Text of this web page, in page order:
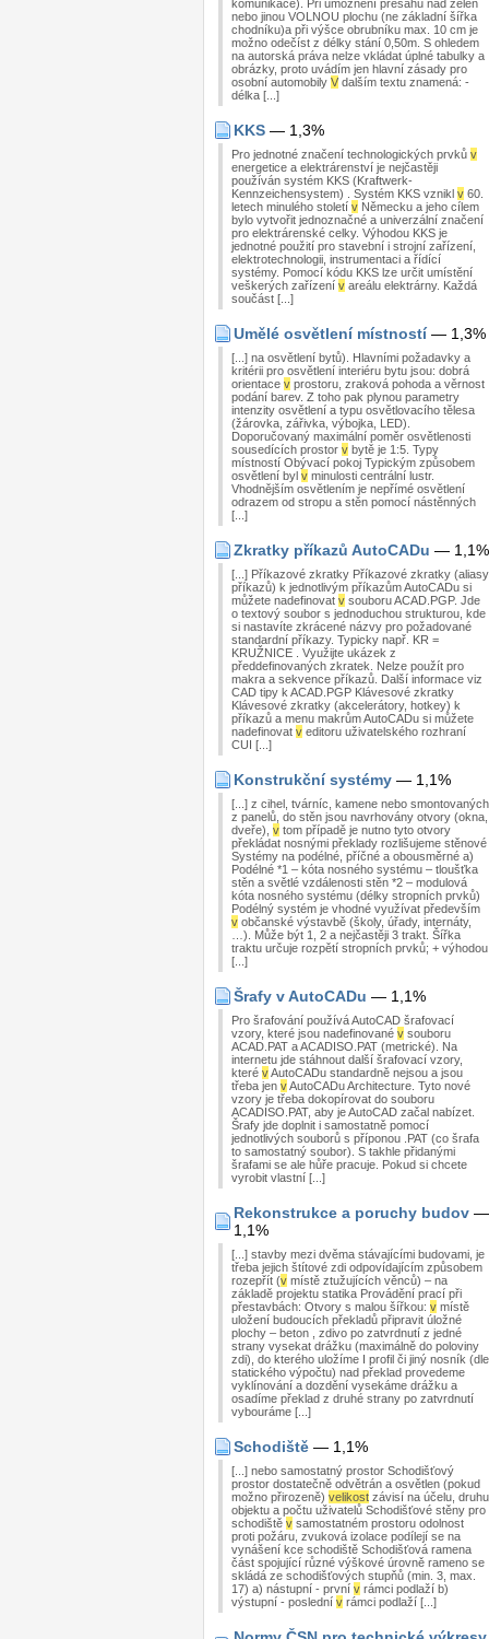
komunikace). Při umožnění přesahu nad zeleň
nebo jinou VOLNOU plochu (ne základní šířka
chodníku)a při výšce obrubníku max. 10 cm je
možno odečíst z délky stání 0,50m. S ohledem
na autorská práva nelze vkládat úplné tabulky a
obrázky, proto uvádím jen hlavní zásady pro
osobní automobily V dalším textu znamená: -
délka [...]
KKS — 1,3%
Pro jednotné značení technologických prvků v
energetice a elektrárenství je nejčastěji
používán systém KKS (Kraftwerk-
Kennzeichensystem) . Systém KKS vznikl v 60.
letech minulého století v Německu a jeho cílem
bylo vytvořit jednoznačné a univerzální značení
pro elektrárenské celky. Výhodou KKS je
jednotné použití pro stavební i strojní zařízení,
elektrotechnologii, instrumentaci a řídící
systémy. Pomocí kódu KKS lze určit umístění
veškerých zařízení v areálu elektrárny. Každá
součást [...]
Umělé osvětlení místností— 1,3%
[...] na osvětlení bytů). Hlavními požadavky a
kritérii pro osvětlení interiéru bytu jsou: dobrá
orientace v prostoru, zraková pohoda a věrnost
podání barev. Z toho pak plynou parametry
intenzity osvětlení a typu osvětlovacího tělesa
(žárovka, zářivka, výbojka, LED).
Doporučovaný maximální poměr osvětlenosti
sousedících prostor v bytě je 1:5. Typy
místností Obývací pokoj Typickým způsobem
osvětlení byl v minulosti centrální lustr.
Vhodnějším osvětlením je nepřímé osvětlení
odrazem od stropu a stěn pomocí nástěnných
[...]
Zkratky příkazů AutoCADu — 1,1%
[...] Příkazové zkratky Příkazové zkratky (aliasy
příkazů) k jednotlivým příkazům AutoCADu si
můžete nadefinovat v souboru ACAD.PGP. Jde
o textový soubor s jednoduchou strukturou, kde
si nastavíte zkrácené názvy pro požadované
standardní příkazy. Typicky např. KR =
KRUŽNICE . Využijte ukázek z
předdefinovaných zkratek. Nelze použít pro
makra a sekvence příkazů. Další informace viz
CAD tipy k ACAD.PGP Klávesové zkratky
Klávesové zkratky (akcelerátory, hotkey) k
příkazů a menu makrům AutoCADu si můžete
nadefinovat v editoru uživatelského rozhraní
CUI [...]
Konstrukční systémy — 1,1%
[...] z cihel, tvárníc, kamene nebo smontovaných
z panelů, do stěn jsou navrhovány otvory (okna,
dveře), v tom případě je nutno tyto otvory
překládat nosnými překlady rozlišujeme stěnové
Systémy na podélné, příčné a obousměrné a)
Podélné *1 – kóta nosného systému – tloušťka
stěn a světlé vzdálenosti stěn *2 – modulová
kóta nosného systému (délky stropních prvků)
Podélný systém je vhodné využívat především
v občanské výstavbě (školy, úřady, internáty,
…). Může být 1, 2 a nejčastěji 3 trakt. Šířka
traktu určuje rozpětí stropních prvků; + výhodou
[...]
Šrafy v AutoCADu — 1,1%
Pro šrafování používá AutoCAD šrafovací
vzory, které jsou nadefinované v souboru
ACAD.PAT a ACADISO.PAT (metrické). Na
internetu jde stáhnout další šrafovací vzory,
které vAutoCADu standardně nejsou a jsou
třeba jen vAutoCADu Architecture. Tyto nové
vzory je třeba dokopírovat do souboru
ACADISO.PAT, aby je AutoCAD začal nabízet.
Šrafy jde doplnit i samostatně pomocí
jednotlivých souborů s příponou .PAT (co šrafa
to samostatný soubor). S takhle přidanými
šrafami se ale hůře pracuje. Pokud si chcete
vyrobit vlastní [...]
Rekonstrukce a poruchy budov —
1,1%
[...] stavby mezi dvěma stávajícími budovami, je
třeba jejich štítové zdi odpovídajícím způsobem
rozepřít (v místě ztužujících věnců) – na
základě projektu statika Provádění prací při
přestavbách: Otvory s malou šířkou: v místě
uložení budoucích překladů připravit úložné
plochy – beton , zdivo po zatvrdnutí z jedné
strany vysekat drážku (maximálně do poloviny
zdi), do kterého uložíme I profil či jiný nosník (dle
statického výpočtu) nad překlad provedeme
vyklínování a dozdění vysekáme drážku a
osadíme překlad z druhé strany po zatvrdnutí
vybouráme [...]
Schodiště — 1,1%
[...] nebo samostatný prostor Schodišťový
prostor dostatečně odvětrán a osvětlen (pokud
možno přirozeně) velikost závisí na účelu, druhu
objektu a počtu uživatelů Schodišťové stěny pro
schodiště v samostatném prostoru odolnost
proti požáru, zvuková izolace podílejí se na
vynášení kce schodiště Schodišťová ramena
část spojující různé výškové úrovně rameno se
skládá ze schodišťových stupňů (min. 3, max.
17) a) nástupní - první v rámci podlaží b)
výstupní - poslední v rámci podlaží [...]